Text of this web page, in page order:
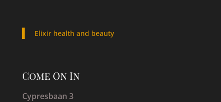
Elixir health and beauty
Come On In
Cypresbaan 3